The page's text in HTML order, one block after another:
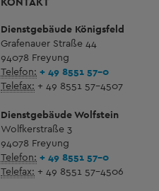
Dienstgebäude Königsfeld
Grafenauer Straße 44
94078 Freyung
Telefon: + 49 8551 57-0
Telefax: + 49 8551 57-4507
Dienstgebäude Wolfstein
Wolfkerstraße 3
94078 Freyung
Telefon: + 49 8551 57-0
Telefax: + 49 8551 57-4506